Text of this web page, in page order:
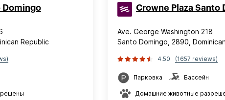
Domingo
Republic
Crowne Plaza Santo
Ave. George Washington 218
Santo Domingo, 2890,
4.50 (1657 reviews)
Парковка Бассейн
Домашние животные